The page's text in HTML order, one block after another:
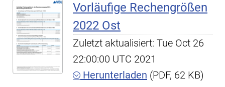
Vorläufige Rechengrößen
2022 Ost
Zuletzt aktualisiert: Tue Oct 26
22:00:00 UTC 2021
Herunterladen (PDF, 62 KB)